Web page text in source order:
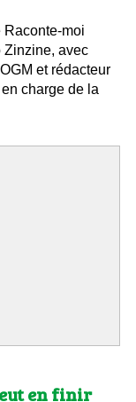
Raconte-moi
Zinzine, avec
et rédacteur
charge de la
en finir